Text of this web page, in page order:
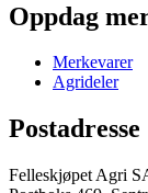
Oppdag
Merkevarer
Agrideler
Postadresse
Felleskjøpet Agri